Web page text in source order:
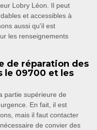
Lobry Léon. Il peut
et accessibles à
aussi qu'il est
les renseignements
de réparation des
le 09700 et les
partie supérieure de
En fait, il est
mais il faut contacter
de convier des